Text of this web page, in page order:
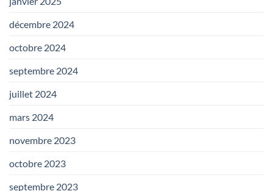
décembre 2024
octobre 2024
septembre 2024
juillet 2024
mars 2024
novembre 2023
octobre 2023
septembre 2023